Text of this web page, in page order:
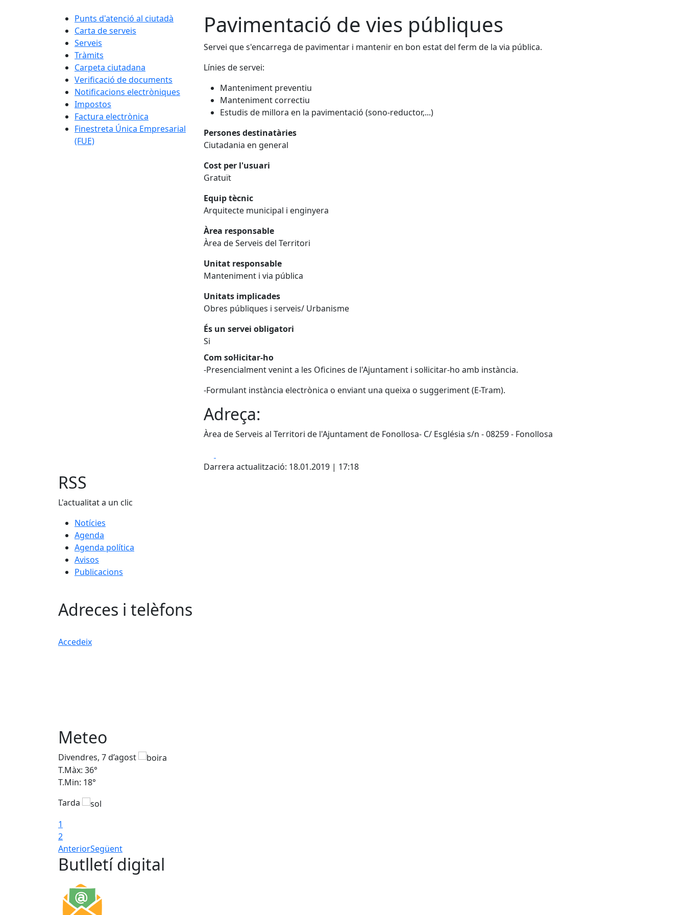
Punts d'atenció al ciutadà
Carta de serveis
Serveis
Tràmits
Carpeta ciutadana
Verificació de documents
Notificacions electròniques
Impostos
Factura electrònica
Finestreta Única Empresarial
(FUE)
Pavimentació de vies públiques
Servei que s'encarrega de pavimentar i mantenir en bon estat del ferm de la via pública.
Línies de servei:
Manteniment preventiu
Manteniment correctiu
Estudis de millora en la pavimentació (sono-reductor,...)
Persones destinatàries
Ciutadania en general
Cost per l'usuari
Gratuït
Equip tècnic
Arquitecte municipal i enginyera
Àrea responsable
Àrea de Serveis del Territori
Unitat responsable
Manteniment i via pública
Unitats implicades
Obres públiques i serveis/ Urbanisme
És un servei obligatori
Si
Com sol·licitar-ho
-Presencialment venint a les Oficines de l'Ajuntament i sol·licitar-ho amb instància.
-Formulant instància electrònica o enviant una queixa o suggeriment (E-Tram).
Adreça:
Àrea de Serveis al Territori de l'Ajuntament de Fonollosa- C/ Església s/n - 08259 - Fonollosa
Darrera actualització: 18.01.2019 | 17:18
RSS
L'actualitat a un clic
Notícies
Agenda
Agenda política
Avisos
Publicacions
Adreces i telèfons
Accedeix
Meteo
Divendres, 7 d’agost
T.Màx: 36°
T.Min: 18°
Tarda
1
2
AnteriorSegüent
Butlletí digital